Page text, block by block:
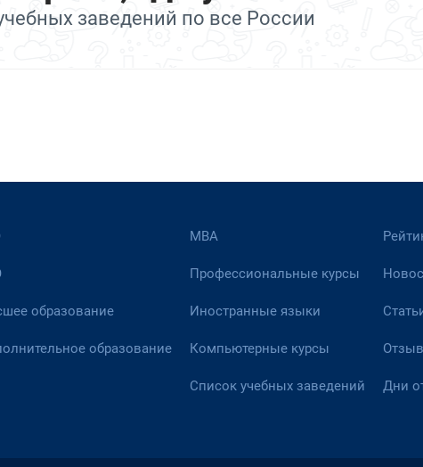
заведений по все России
образование
образование
МВА
Профессиональные курсы
Иностранные языки
Компьютерные курсы
Список учебных заведений Дни